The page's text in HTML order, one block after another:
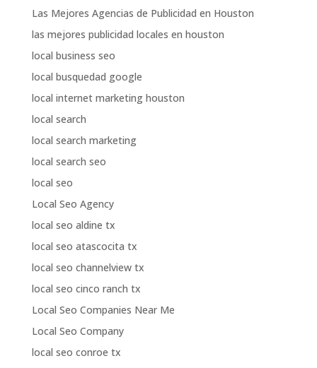
Las Mejores Agencias de Publicidad en Houston
las mejores publicidad locales en houston
local business seo
local busquedad google
local internet marketing houston
local search
local search marketing
local search seo
local seo
Local Seo Agency
local seo aldine tx
local seo atascocita tx
local seo channelview tx
local seo cinco ranch tx
Local Seo Companies Near Me
Local Seo Company
local seo conroe tx